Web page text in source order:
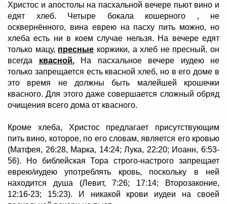
Христос и апостолы на пасхальной вечере пьют вино и
едят хлеб. Четыре бокала кошерного , не
осквернённого, вина еврею на пасху пить можно, но
хлеба есть ни в коем случае нельзя. На вечере едят
только мацу, пресные коржики, а хлеб не пресный, он
всегда квасной.На пасхальное вечере иудею не
только запрещается есть квасной хлеб, но в его доме в
это время не должны быть малейшей крошечки
квасного. Для этого даже совершается сложный обряд
очищения всего дома от квасного.
Кроме хлеба, Христос предлагает присутствующим
пить вино, которое, по его словам, является его кровью
(Матфея, 26:28, Марка, 14:24; Лука, 22:20; Иоанн, 6:53-
56). Но библейская Тора строго-настрого запрещает
еврею/иудею употреблять кровь, поскольку в ней
находится душа (Левит, 7:26; 17:14; Второзаконие,
12:16-23; 15:23). И никакой крови иудеи на своей